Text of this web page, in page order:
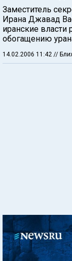
Заместитель
Ирана Джавад
иранские власти
обогащению
14.02.2006 11:42 //